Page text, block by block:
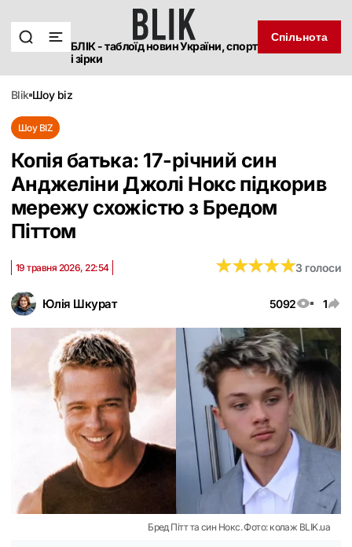
БЛІК - таблоїд новин України, спорт
і зірки
Спільнота
blik шоу biz
Шоу BIZ
Копія батька: 17-річний син
Анджеліни Джолі Нокс підкорив
мережу схожістю з Бредом
Піттом
Юлія Шкурат 5092 1
19 травня 2026, 22:54 ★★★★★
★★★★★3 голоси
Бред Пітт та син Нокс. Фото: колаж BLIK.ua